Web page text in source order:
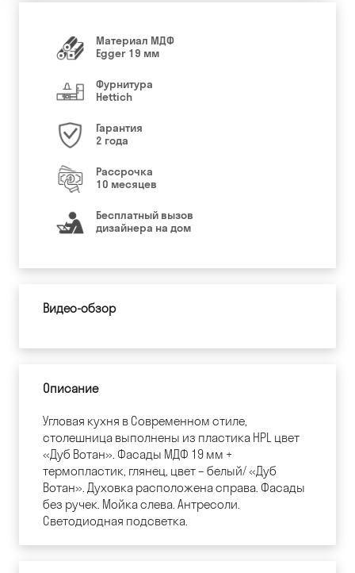
Материал МДФ
Egger 19 мм
Фурнитура
Hettich
Гарантия
2 года
Рассрочка
10 месяцев
Бесплатный вызов
дизайнера на дом
Видео-обзор
Описание
Угловая кухня в Современном стиле,
столешница выполнены из пластика HPL цвет
«Дуб Вотан». Фасады МДФ 19 мм +
термопластик, глянец, цвет – белый/ «Дуб
Вотан». Духовка расположена справа. Фасады
без ручек. Мойка слева. Антресоли.
Светодиодная подсветка.